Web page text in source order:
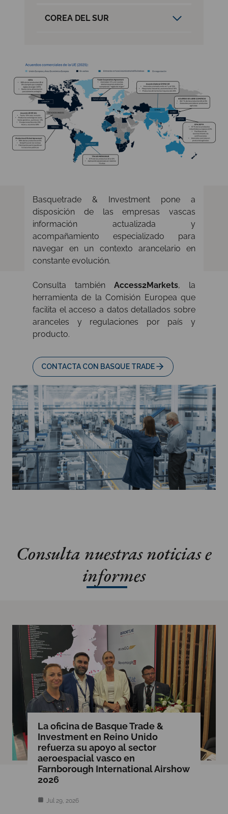
COREA DEL SUR
Basquetrade & Investment pone a
disposición de las empresas vascas
información actualizada y
acompañamiento especializado para
navegar en un contexto arancelario en
constante evolución.
Consulta también Access2Markets, la
herramienta de la Comisión Europea que
facilita el acceso a datos detallados sobre
aranceles y regulaciones por país y
producto.
CONTACTA CON BASQUE TRADE
Consulta nuestras noticias e
informes
La oficina de Basque Trade &
Investment en Reino Unido
refuerza su apoyo al sector
aeroespacial vasco en
Farnborough International Airshow
2026
Jul 29, 2026